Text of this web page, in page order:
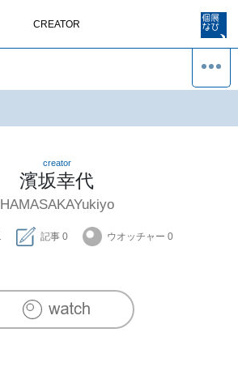
CREATOR
creator
濱坂幸代
HAMASAKAYukiyo
記事 0 ウオッチャー 0